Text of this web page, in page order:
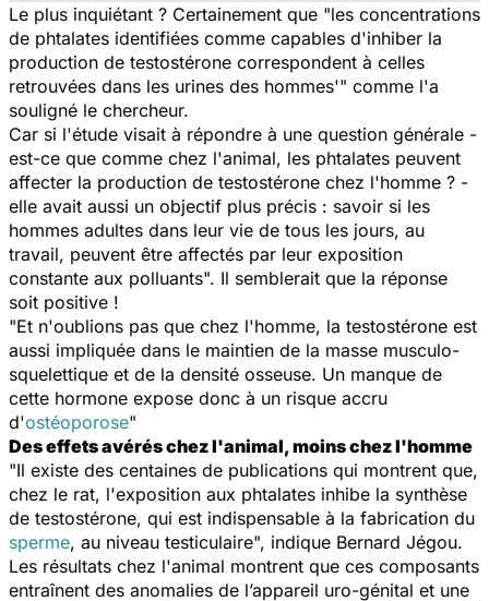
Le plus inquiétant ? Certainement que "les concentrations
de phtalates identifiées comme capables d'inhiber la
production de testostérone correspondent à celles
retrouvées dans les urines des hommes'" comme l'a
souligné le chercheur.
Car si l'étude visait à répondre à une question générale -
est-ce que comme chez l'animal, les phtalates peuvent
affecter la production de testostérone chez l'homme ? -
elle avait aussi un objectif plus précis : savoir si les
hommes adultes dans leur vie de tous les jours, au
travail, peuvent être affectés par leur exposition
constante aux polluants". Il semblerait que la réponse
soit positive !
"Et n'oublions pas que chez l'homme, la testostérone est
aussi impliquée dans le maintien de la masse musculo-
squelettique et de la densité osseuse. Un manque de
cette hormone expose donc à un risque accru
d'ostéoporose"
Des effets avérés chez l'animal, moins chez l'homme
"Il existe des centaines de publications qui montrent que,
chez le rat, l'exposition aux phtalates inhibe la synthèse
de testostérone, qui est indispensable à la fabrication du
sperme, au niveau testiculaire", indique Bernard Jégou.
Les résultats chez l'animal montrent que ces composants
entraînent des anomalies de l’appareil uro-génital et une